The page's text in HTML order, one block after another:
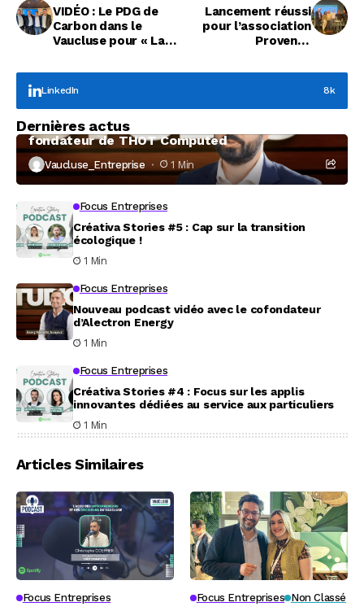
VIDÉO : Le PDG de
Carbon dans le
Vaucluse pour « La
Lancement réussi
pour l’association
Provence
LinkedIn 8k
Dernières actus
À la rencontre de Christophe Coeffier, dirigeant
fondateur de THOT Computed
Vaucluse_Entreprise 1 Min
Focus Entreprises
Créativa Stories #5 : Cap sur la transition
écologique !
1 Min
Focus Entreprises
Nouveau podcast vidéo avec le cofondateur
d’Alectron Energy
1 Min
Focus Entreprises
Créativa Stories #4 : Focus sur les applis
innovantes dédiées au service aux particuliers
1 Min
Articles Similaires
Focus Entreprises Focus Entreprises Non Classé